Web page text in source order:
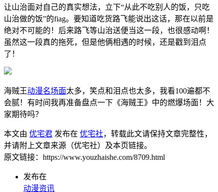
让山治面对自己的真实想法，立下“从此不吃别人的饭，只吃
山治做的饭”的fiag。要知道吃货路飞能说出这话，那在以前是
绝对不可能的！后来路飞等山治送便当这一段，也很感动啊！
虽然这一段真的拖死，但是他俩相遇的时候，还是戳到泪点
了！
海贼王动漫名场面太多，笑点和泪点也太多，我看100遍都不
会腻！有时间我再准备盘点一下《海贼王》中的燃爆场面！大
家期待吗？
本文由 优宅君 发布在 优宅社，转载此文请保持文章完整性，
并请附上文章来源（优宅社）及本页链接。
原文链接：https://www.youzhaishe.com/8709.html
发布在
动漫资讯